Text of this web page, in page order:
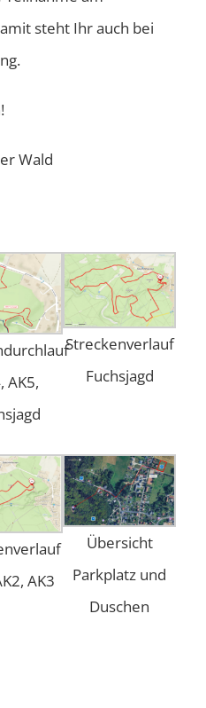
steht Ihr auch bei
Wald
AK5,
Streckenverlauf
Fuchsjagd
AK3
Übersicht
Parkplatz und
Duschen